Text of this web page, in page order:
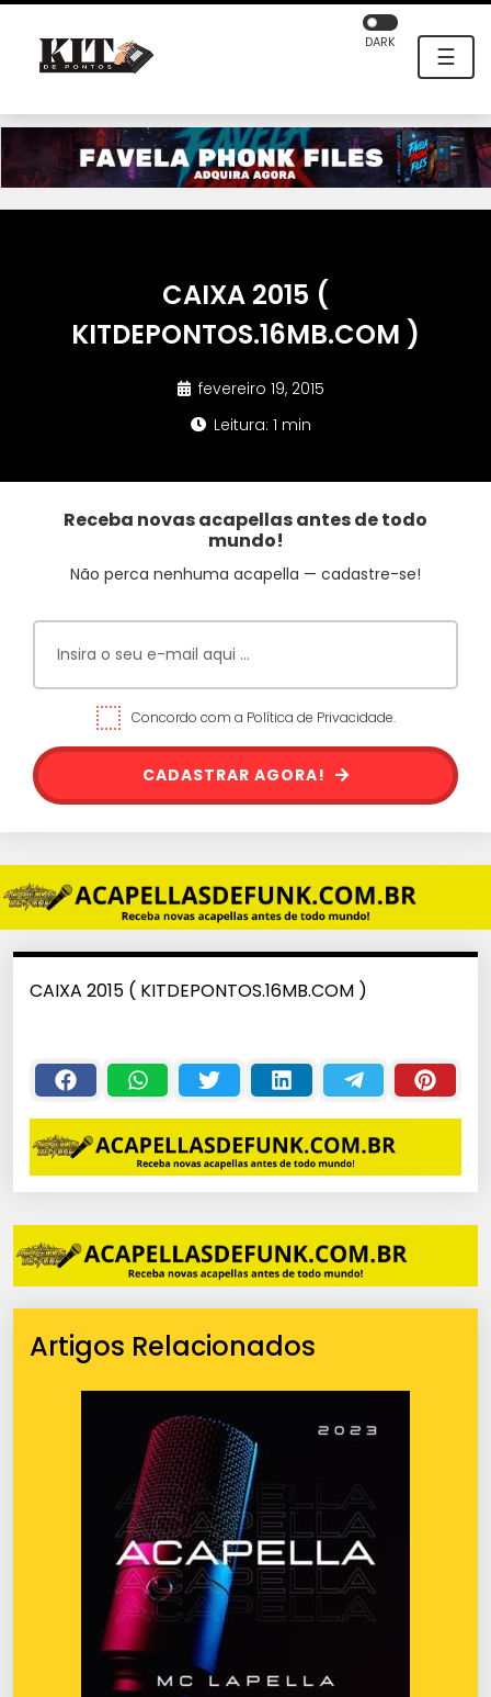
☰
DARK
CAIXA 2015 (
KITDEPONTOS.16MB.COM )
fevereiro 19, 2015
Leitura: 1 min
Receba novas acapellas antes de todo
mundo!
Não perca nenhuma acapella — cadastre-se!
Concordo com a Política de Privacidade.
CADASTRAR AGORA!
CAIXA 2015 ( KITDEPONTOS.16MB.COM )
Artigos Relacionados